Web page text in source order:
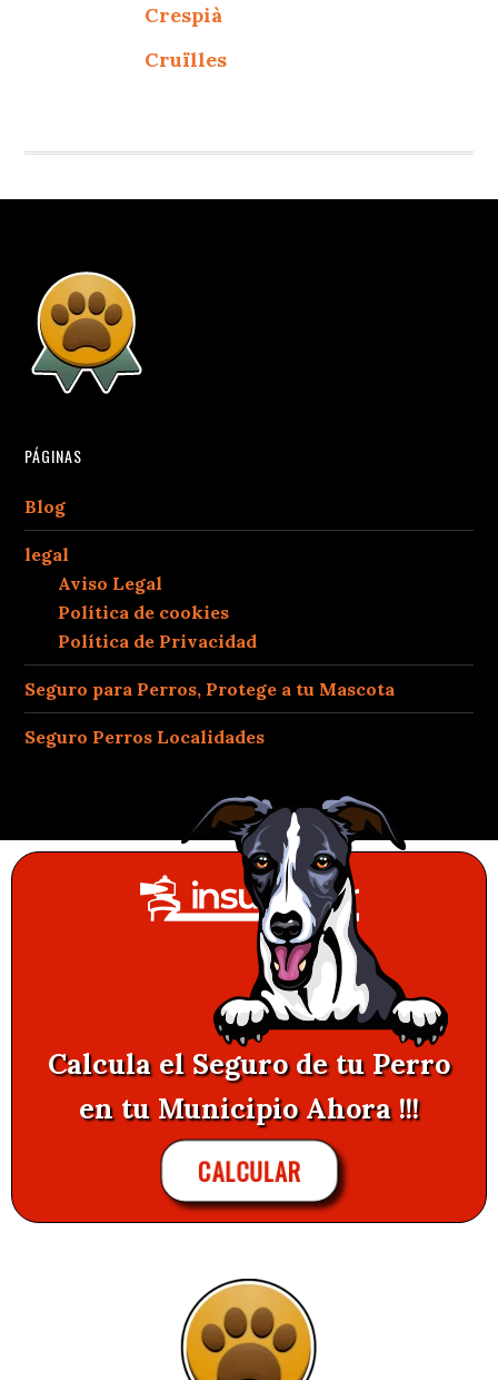
Crespià
Cruïlles
PÁGINAS
Blog
legal
Aviso Legal
Política de cookies
Política de Privacidad
Seguro para Perros, Protege a tu Mascota
Seguro Perros Localidades
Calcula el Seguro de tu Perro
en tu Municipio Ahora !!!
CALCULAR